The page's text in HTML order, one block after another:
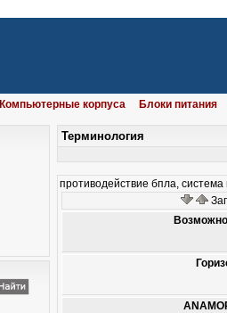
Компьютерные корпуса Блоки питания
Терминология
противодействие бпла,